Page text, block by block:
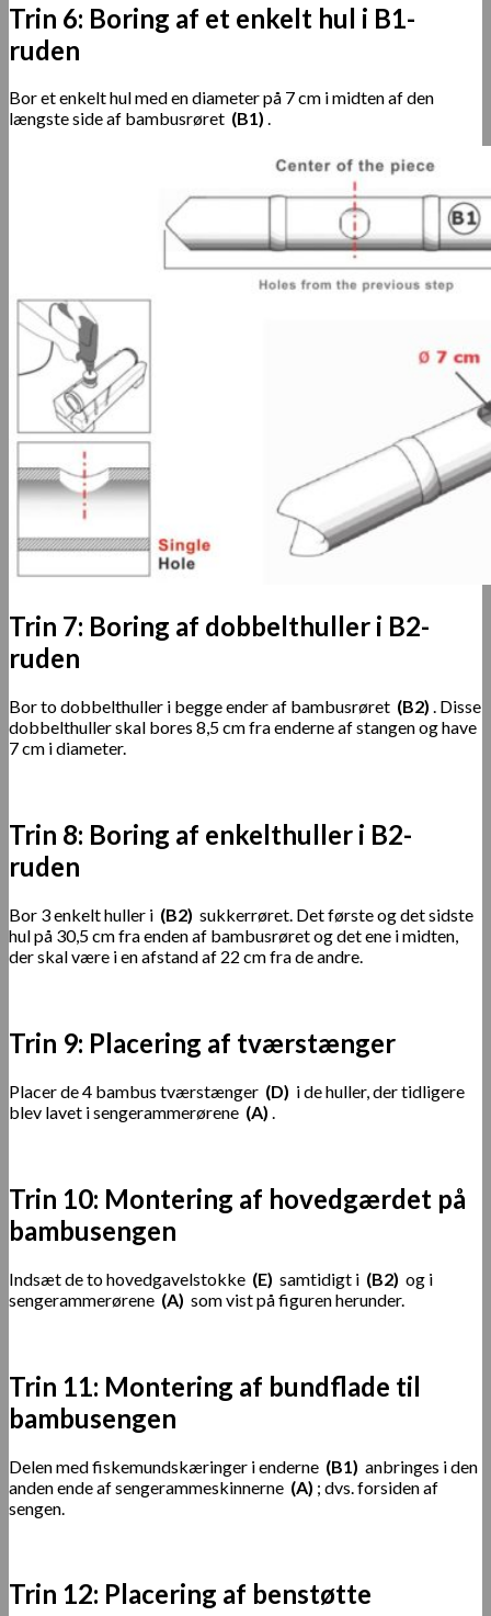
Trin 6: Boring af et enkelt hul i B1-
ruden
Bor et enkelt hul med en diameter på 7 cm i midten af ​​den
længste side af bambusrøret (B1) .
Trin 7: Boring af dobbelthuller i B2-
ruden
Bor to dobbelthuller i begge ender af bambusrøret (B2) . Disse
dobbelthuller skal bores 8,5 cm fra enderne af stangen og have
7 cm i diameter.
Trin 8: Boring af enkelthuller i B2-
ruden
Bor 3 enkelt huller i (B2) sukkerrøret. Det første og det sidste
hul på 30,5 cm fra enden af ​​bambusrøret og det ene i midten,
der skal være i en afstand af 22 cm fra de andre.
Trin 9: Placering af tværstænger
Placer de 4 bambus tværstænger (D) i de huller, der tidligere
blev lavet i sengerammerørene (A) .
Trin 10: Montering af hovedgærdet på
bambusengen
Indsæt de to hovedgavelstokke (E) samtidigt i (B2) og i
sengerammerørene (A) som vist på figuren herunder.
Trin 11: Montering af bundflade til
bambusengen
Delen med fiskemundskæringer i enderne (B1) anbringes i den
anden ende af sengerammeskinnerne (A) ; dvs. forsiden af ​​
sengen.
Trin 12: Placering af benstøtte